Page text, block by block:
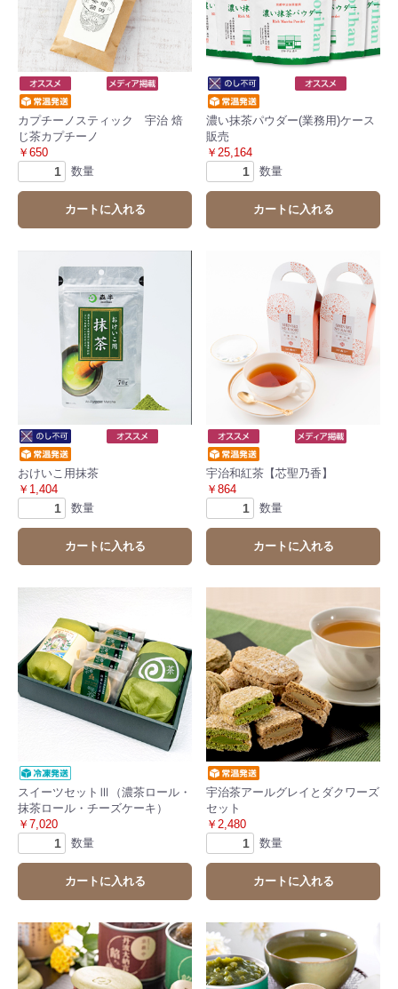
カプチーノスティック 宇治 焙
じ茶カプチーノ
￥650
数量
カートに入れる
濃い抹茶パウダー(業務用)ケース
販売
￥25,164
数量
カートに入れる
おけいこ用抹茶
￥1,404
数量
カートに入れる
宇治和紅茶【芯聖乃香】
￥864
数量
カートに入れる
スイーツセットⅢ（濃茶ロール・
抹茶ロール・チーズケーキ）
￥7,020
数量
カートに入れる
宇治茶アールグレイとダクワーズ
セット
￥2,480
数量
カートに入れる